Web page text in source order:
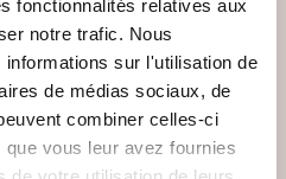
fonctionnalités relatives aux
notre trafic. Nous
informations sur l'utilisation de
de médias sociaux, de
combiner celles-ci
vous leur avez fournies
l'encre des évidences
LES ÉVIDENCES DU
COEUR TOME 2